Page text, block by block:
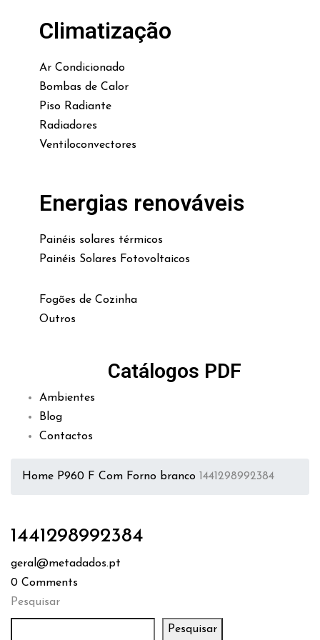
Climatização
Ar Condicionado
Bombas de Calor
Piso Radiante
Radiadores
Ventiloconvectores
Energias renováveis
Painéis solares térmicos
Painéis Solares Fotovoltaicos
Fogões de Cozinha
Outros
Catálogos PDF
Ambientes
Blog
Contactos
Home P960 F Com Forno branco 1441298992384
1441298992384
geral@metadados.pt
0 Comments
Pesquisar
Pesquisar